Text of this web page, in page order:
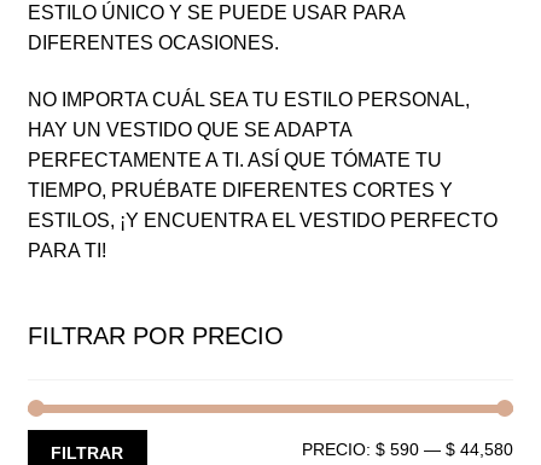
ESTILO ÚNICO Y SE PUEDE USAR PARA
DIFERENTES OCASIONES.
NO IMPORTA CUÁL SEA TU ESTILO PERSONAL,
HAY UN VESTIDO QUE SE ADAPTA
PERFECTAMENTE A TI. ASÍ QUE TÓMATE TU
TIEMPO, PRUÉBATE DIFERENTES CORTES Y
ESTILOS, ¡Y ENCUENTRA EL VESTIDO PERFECTO
PARA TI!
FILTRAR POR PRECIO
FILTRAR PRECIO:$ 590 —$ 44,580